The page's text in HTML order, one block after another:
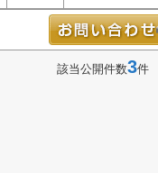
該当公開件数3件